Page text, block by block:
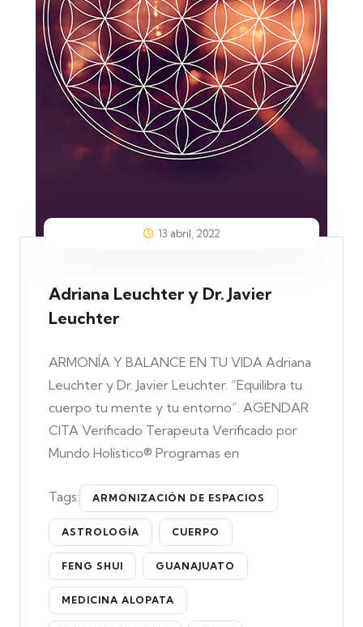
13 abril, 2022
Adriana Leuchter y Dr. Javier
Leuchter
ARMONÍA Y BALANCE EN TU VIDA Adriana
Leuchter y Dr. Javier Leuchter. “Equilibra tu
cuerpo tu mente y tu entorno”. AGENDAR
CITA Verificado Terapeuta Verificado por
Mundo Holístico® Programas en
Tags: ARMONIZACIÓN DE ESPACIOS
ASTROLOGÍA CUERPO
FENG SHUI GUANAJUATO
MEDICINA ALOPATA